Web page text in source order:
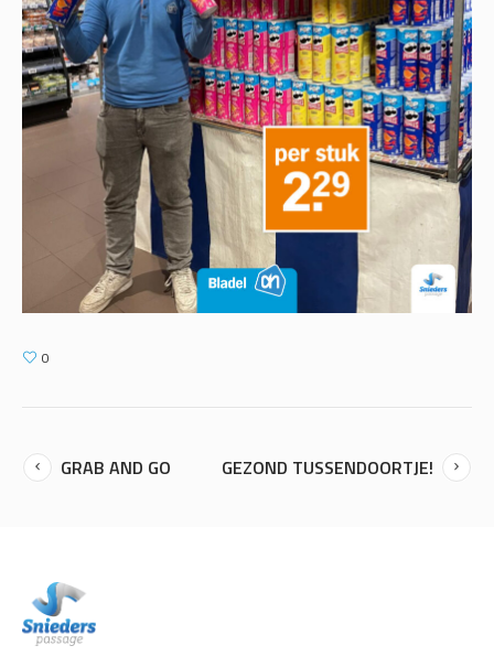
0
GRAB AND GO GEZOND TUSSENDOORTJE!